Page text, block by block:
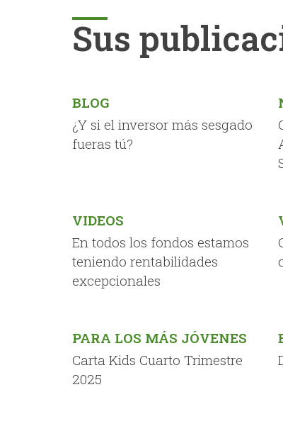
Sus
BLOG
¿Y si el inversor más sesgado
fueras tú?
VIDEOS
En todos los fondos estamos
teniendo rentabilidades
excepcionales
PARA LOS MÁS JÓVENES
Carta Kids Cuarto Trimestre
2025